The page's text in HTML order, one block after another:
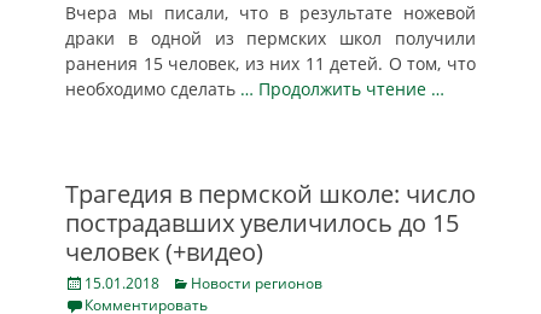
Вчера мы писали, что в результате ножевой
драки в одной из пермских школ получили
ранения 15 человек, из них 11 детей. О том, что
необходимо сделать … Продолжить чтение …
Трагедия в пермской школе: число
пострадавших увеличилось до 15
человек (+видео)
Posted
on
15.01.2018 Categories
Новости регионов
Комментировать